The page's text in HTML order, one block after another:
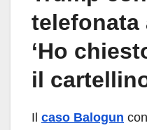
telefonata
‘Ho
il
Il caso Balogun